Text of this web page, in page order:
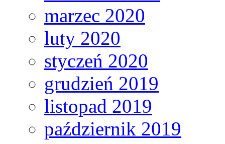
marzec 2020
luty 2020
styczeń 2020
grudzień 2019
listopad 2019
październik 2019